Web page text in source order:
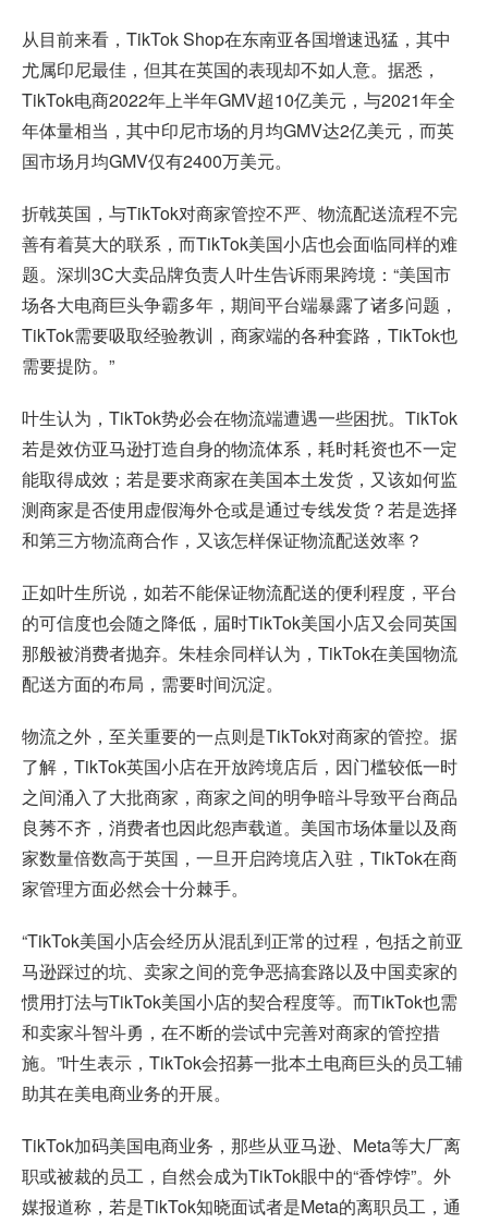
从目前来看，TikTok Shop在东南亚各国增速迅猛，其中
尤属印尼最佳，但其在英国的表现却不如人意。据悉，
TikTok电商2022年上半年GMV超10亿美元，与2021年全
年体量相当，其中印尼市场的月均GMV达2亿美元，而英
国市场月均GMV仅有2400万美元。
折戟英国，与TikTok对商家管控不严、物流配送流程不完
善有着莫大的联系，而TikTok美国小店也会面临同样的难
题。深圳3C大卖品牌负责人叶生告诉雨果跨境：“美国市
场各大电商巨头争霸多年，期间平台端暴露了诸多问题，
TikTok需要吸取经验教训，商家端的各种套路，TikTok也
需要提防。”
叶生认为，TikTok势必会在物流端遭遇一些困扰。TikTok
若是效仿亚马逊打造自身的物流体系，耗时耗资也不一定
能取得成效；若是要求商家在美国本土发货，又该如何监
测商家是否使用虚假海外仓或是通过专线发货？若是选择
和第三方物流商合作，又该怎样保证物流配送效率？
正如叶生所说，如若不能保证物流配送的便利程度，平台
的可信度也会随之降低，届时TikTok美国小店又会同英国
那般被消费者抛弃。朱桂余同样认为，TikTok在美国物流
配送方面的布局，需要时间沉淀。
物流之外，至关重要的一点则是TikTok对商家的管控。据
了解，TikTok英国小店在开放跨境店后，因门槛较低一时
之间涌入了大批商家，商家之间的明争暗斗导致平台商品
良莠不齐，消费者也因此怨声载道。美国市场体量以及商
家数量倍数高于英国，一旦开启跨境店入驻，TikTok在商
家管理方面必然会十分棘手。
“TikTok美国小店会经历从混乱到正常的过程，包括之前亚
马逊踩过的坑、卖家之间的竞争恶搞套路以及中国卖家的
惯用打法与TikTok美国小店的契合程度等。而TikTok也需
和卖家斗智斗勇，在不断的尝试中完善对商家的管控措
施。”叶生表示，TikTok会招募一批本土电商巨头的员工辅
助其在美电商业务的开展。
TikTok加码美国电商业务，那些从亚马逊、Meta等大厂离
职或被裁的员工，自然会成为TikTok眼中的“香饽饽”。外
媒报道称，若是TikTok知晓面试者是Meta的离职员工，通